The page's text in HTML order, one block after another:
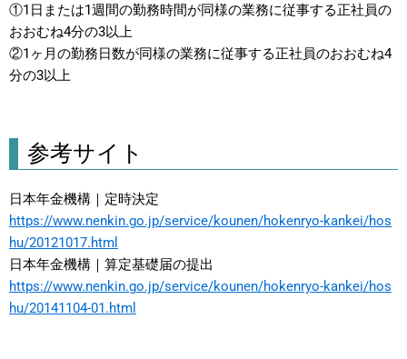
①1日または1週間の勤務時間が同様の業務に従事する正社員の
おおむね4分の3以上
②1ヶ月の勤務日数が同様の業務に従事する正社員のおおむね4
分の3以上
参考サイト
日本年金機構｜定時決定
https://www.nenkin.go.jp/service/kounen/hokenryo-kankei/hos
hu/20121017.html
日本年金機構｜算定基礎届の提出
https://www.nenkin.go.jp/service/kounen/hokenryo-kankei/hos
hu/20141104-01.html